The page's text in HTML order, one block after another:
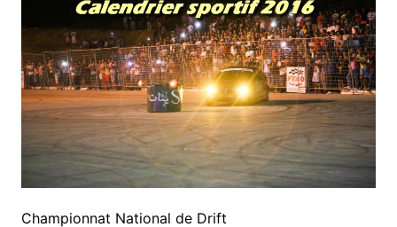
Championnat National de Drift